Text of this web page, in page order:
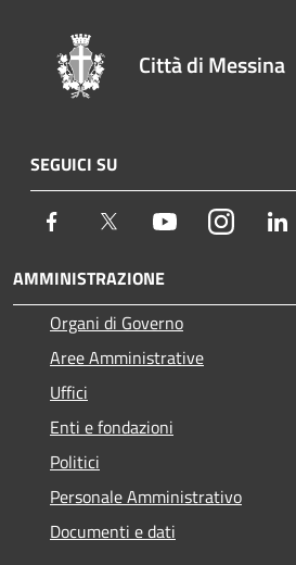
Città di Messina
SEGUICI SU
Facebook Twitter YoutubeInstagram
AMMINISTRAZIONE
Organi di Governo
Aree Amministrative
Uffici
Enti e fondazioni
Politici
Personale Amministrativo
Documenti e dati